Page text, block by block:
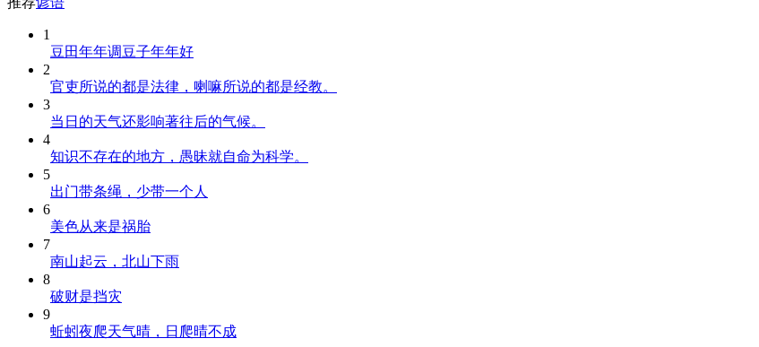
1
豆田年年调豆子年年好
2
官吏所说的都是法律，喇嘛所说的都是经教。
3
当日的天气还影响著往后的气候。
4
知识不存在的地方，愚昧就自命为科学。
5
出门带条绳，少带一个人
6
美色从来是祸胎
7
南山起云，北山下雨
8
破财是挡灾
9
蚯蚓夜爬天气晴，日爬晴不成